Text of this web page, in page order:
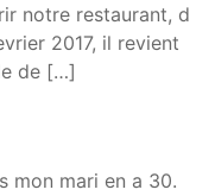
notre restaurant, d
2017, il revient
de […]
mon mari en a 30.